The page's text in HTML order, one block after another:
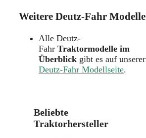
Weitere Deutz-Fahr Modelle
Alle Deutz-
Fahr Traktormodelle im
Überblick gibt es auf unserer
Deutz-Fahr Modellseite.
Beliebte
Traktorhersteller